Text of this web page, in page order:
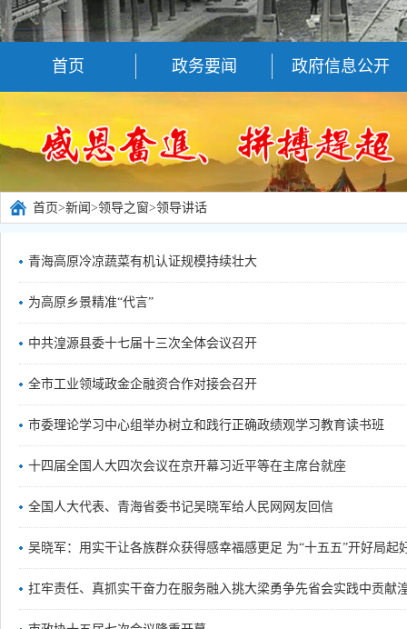
首页 政务要闻 政府信息公开
首页>新闻 >领导之窗>领导讲话
青海高原冷凉蔬菜有机认证规模持续壮大
为高原乡景精准“代言”
中共湟源县委十七届十三次全体会议召开
全市工业领域政金企融资合作对接会召开
市委理论学习中心组举办树立和践行正确政绩观学习教育读书班
十四届全国人大四次会议在京开幕习近平等在主席台就座
全国人大代表、青海省委书记吴晓军给人民网网友回信
吴晓军：用实干让各族群众获得感幸福感更足 为“十五五”开好局起
扛牢责任、真抓实干奋力在服务融入挑大梁勇争先省会实践中贡献